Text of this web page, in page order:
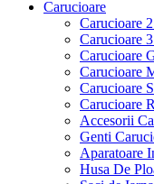
Carucioare
Carucioare
Carucioare
Carucioare
Carucioare
Carucioare
Carucioare
Accesorii
Genti
Aparatoare
Husa De